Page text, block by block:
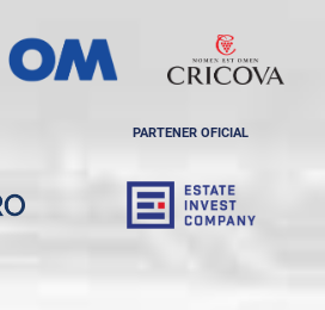
PARTENER OFICIAL